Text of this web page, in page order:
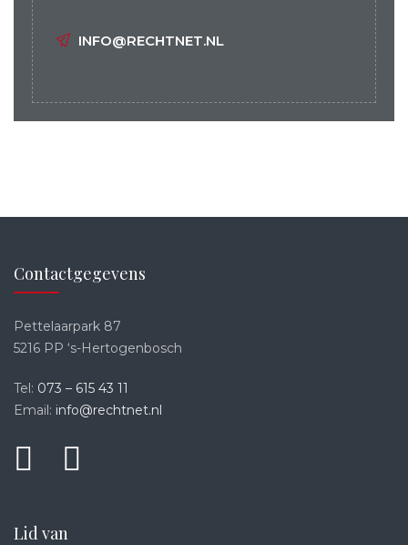
INFO@RECHTNET.NL
Contactgegevens
Pettelaarpark 87
5216 PP ‘s-Hertogenbosch
Tel: 073 – 615 43 11
Email: info@rechtnet.nl
Lid van